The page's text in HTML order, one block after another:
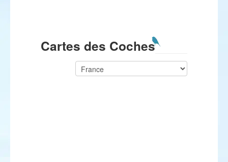
Cartes des Coches